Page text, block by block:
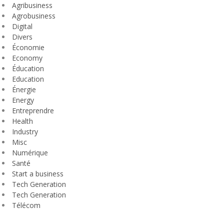
Agribusiness
Agrobusiness
Digital
Divers
Économie
Economy
Éducation
Education
Énergie
Energy
Entreprendre
Health
Industry
Misc
Numérique
Santé
Start a business
Tech Generation
Tech Generation
Télécom